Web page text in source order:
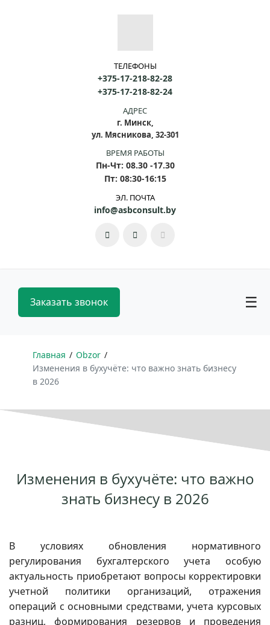
ТЕЛЕФОНЫ
+375-17-218-82-28
+375-17-218-82-24
АДРЕС
г. Минск,
ул. Мясникова, 32-301
ВРЕМЯ РАБОТЫ
Пн-Чт: 08.30 -17.30
Пт: 08:30-16:15
ЭЛ. ПОЧТА
info@asbconsult.by
Заказать звонок ☰
Главная
Obzor
Изменения в бухучёте: что важно знать бизнесу
в 2026
Изменения в бухучёте: что важно
знать бизнесу в 2026
В условиях обновления нормативного
регулирования бухгалтерского учета особую
актуальность приобретают вопросы корректировки
учетной политики организаций, отражения
операций с основными средствами, учета курсовых
разниц, формирования резервов и проведения